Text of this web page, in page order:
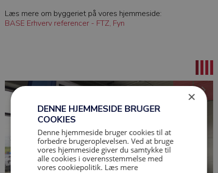
Læs mere om byggeriet på vores hjemmeside:
BASE Erhverv referencer - FTZ, Fyn
×
DENNE HJEMMESIDE BRUGER
COOKIES
Denne hjemmeside bruger cookies til at
forbedre brugeroplevelsen. Ved at bruge
vores hjemmeside giver du samtykke til
alle cookies i overensstemmelse med
vores cookiepolitik. Læs mere